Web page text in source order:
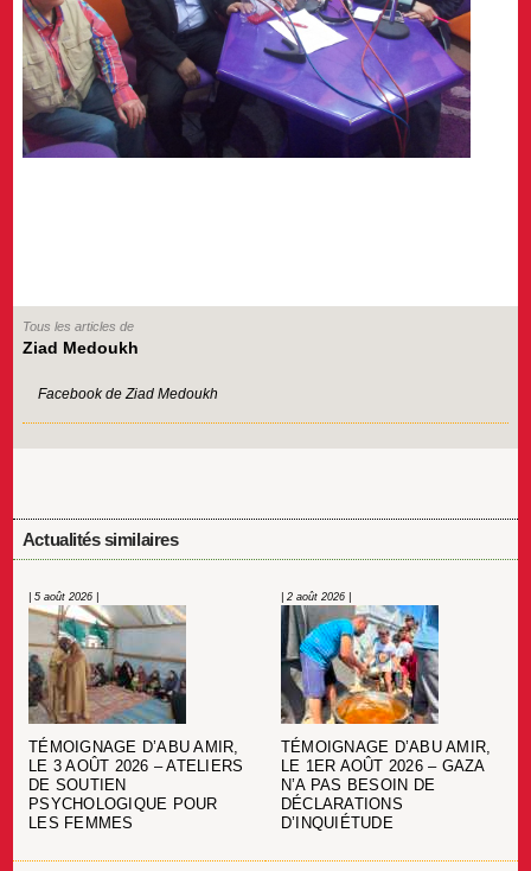
Tous les articles de
Ziad Medoukh
Facebook de Ziad Medoukh
Actualités similaires
| 5 août 2026 |
TÉMOIGNAGE D’ABU AMIR,
LE 3 AOÛT 2026 – ATELIERS
DE SOUTIEN
PSYCHOLOGIQUE POUR
LES FEMMES
| 2 août 2026 |
TÉMOIGNAGE D’ABU AMIR,
LE 1ER AOÛT 2026 – GAZA
N’A PAS BESOIN DE
DÉCLARATIONS
D’INQUIÉTUDE